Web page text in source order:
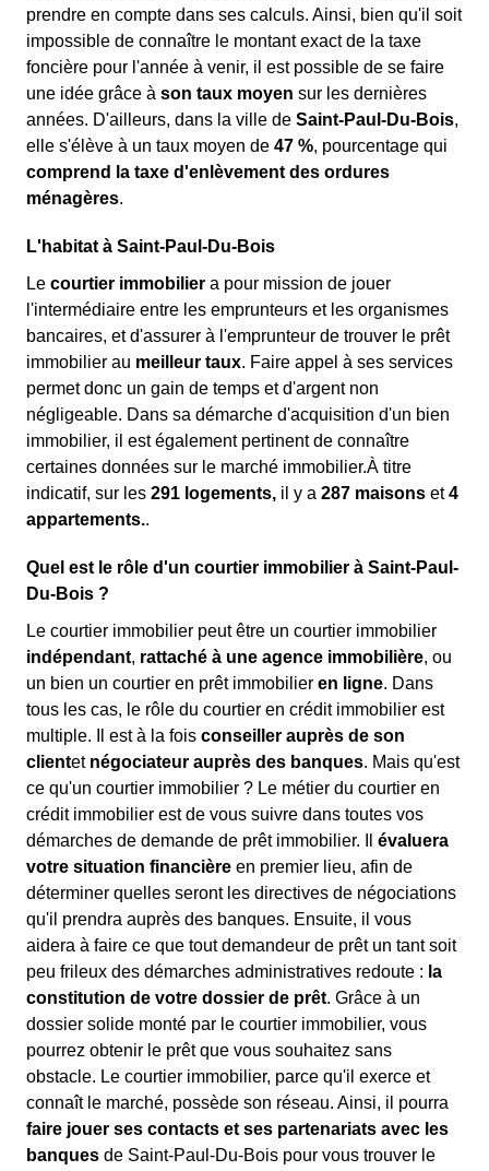
prendre en compte dans ses calculs. Ainsi, bien qu'il soit
impossible de connaître le montant exact de la taxe
foncière pour l'année à venir, il est possible de se faire
une idée grâce à son taux moyen sur les dernières
années. D'ailleurs, dans la ville de Saint-Paul-Du-Bois,
elle s'élève à un taux moyen de 47 %, pourcentage qui
comprend la taxe d'enlèvement des ordures
ménagères.
L'habitat à Saint-Paul-Du-Bois
Le courtier immobilier a pour mission de jouer
l'intermédiaire entre les emprunteurs et les organismes
bancaires, et d'assurer à l'emprunteur de trouver le prêt
immobilier au meilleur taux. Faire appel à ses services
permet donc un gain de temps et d'argent non
négligeable. Dans sa démarche d'acquisition d'un bien
immobilier, il est également pertinent de connaître
certaines données sur le marché immobilier.À titre
indicatif, sur les 291 logements, il y a 287 maisons et4
appartements..
Quel est le rôle d'un courtier immobilier à Saint-Paul-
Du-Bois ?
Le courtier immobilier peut être un courtier immobilier
indépendant, rattaché à une agence immobilière, ou
un bien un courtier en prêt immobilier en ligne. Dans
tous les cas, le rôle du courtier en crédit immobilier est
multiple. Il est à la fois conseiller auprès de son
clientet négociateur auprès des banques. Mais qu'est
ce qu'un courtier immobilier ? Le métier du courtier en
crédit immobilier est de vous suivre dans toutes vos
démarches de demande de prêt immobilier. Il évaluera
votre situation financière en premier lieu, afin de
déterminer quelles seront les directives de négociations
qu'il prendra auprès des banques. Ensuite, il vous
aidera à faire ce que tout demandeur de prêt un tant soit
peu frileux des démarches administratives redoute : la
constitution de votre dossier de prêt. Grâce à un
dossier solide monté par le courtier immobilier, vous
pourrez obtenir le prêt que vous souhaitez sans
obstacle. Le courtier immobilier, parce qu'il exerce et
connaît le marché, possède son réseau. Ainsi, il pourra
faire jouer ses contacts et ses partenariats avec les
banques de Saint-Paul-Du-Bois pour vous trouver le